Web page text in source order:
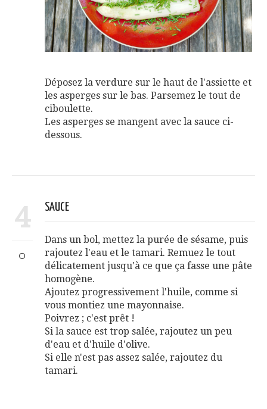
Déposez la verdure sur le haut de l'assiette et
les asperges sur le bas. Parsemez le tout de
ciboulette.
Les asperges se mangent avec la sauce ci-
dessous.
4 SAUCE
Dans un bol, mettez la purée de sésame, puis
rajoutez l'eau et le tamari. Remuez le tout
délicatement jusqu'à ce que ça fasse une pâte
homogène.
Ajoutez progressivement l'huile, comme si
vous montiez une mayonnaise.
Poivrez ; c'est prêt !
Si la sauce est trop salée, rajoutez un peu
d'eau et d'huile d'olive.
Si elle n'est pas assez salée, rajoutez du
tamari.